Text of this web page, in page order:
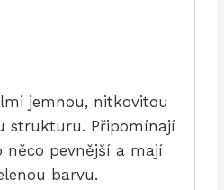
jemnou, nitkovitou
strukturu. Připomínají
něco pevnější a mají
barvu.